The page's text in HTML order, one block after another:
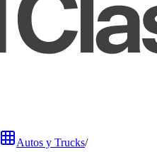
Autos y Trucks/